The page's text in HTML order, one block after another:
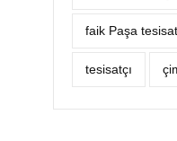
faik Paşa
tesisatçı